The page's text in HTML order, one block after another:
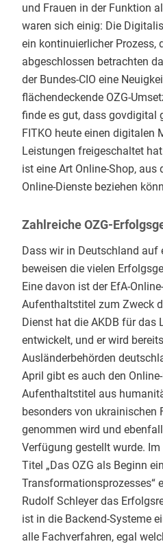
und Frauen in der Funktion
waren sich einig: Die
ein kontinuierlicher Prozess,
abgeschlossen betrachten
der Bundes-CIO eine
flächendeckende OZG-
finde es gut, dass govdigital
FITKO heute einen digitalen
Leistungen freigeschaltet
ist eine Art Online-Shop, aus
Online-Dienste beziehen
Zahlreiche OZG-
Dass wir in Deutschland auf
beweisen die vielen
Eine davon ist der EfA-
Aufenthaltstitel zum Zweck
Dienst hat die AKDB für das
entwickelt, und er wird
Ausländerbehörden
April gibt es auch den
Aufenthaltstitel aus
besonders von ukrainischen
genommen wird und
Verfügung gestellt wurde.
Titel „Das OZG als Beginn
Transformationsprozesses“
Rudolf Schleyer das
ist in die Backend-Systeme
alle Fachverfahren, egal